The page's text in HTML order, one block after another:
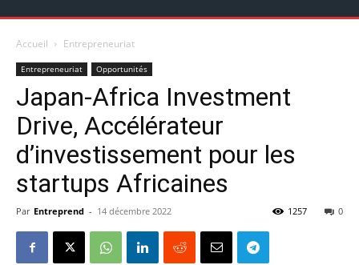
Accueil Entrepreneuriat
Entrepreneuriat Opportunités
Japan-Africa Investment
Drive, Accélérateur
d’investissement pour les
startups Africaines
Par Entreprend - 14 décembre 2022 0
1257